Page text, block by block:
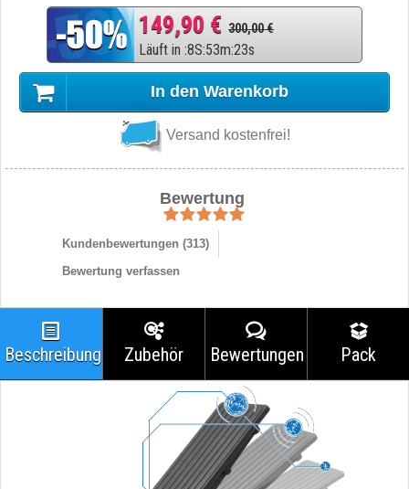
149,90 € 300,00 €
Läuft in :8S:53m:22s
In den Warenkorb
Versand kostenfrei!
Bewertung
Kundenbewertungen (313)
Bewertung verfassen
Beschreibung Zubehör Bewertungen Pack